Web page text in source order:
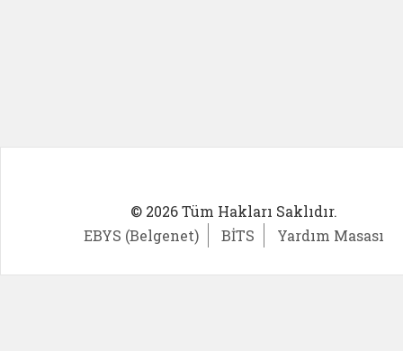
© 2026 Tüm Hakları Saklıdır.
EBYS (Belgenet)
BİTS Yardım Masası